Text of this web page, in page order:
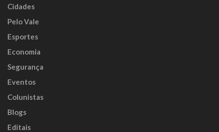
Cidades
Pelo Vale
Esportes
Economia
Segurança
Eventos
Colunistas
Blogs
Editais